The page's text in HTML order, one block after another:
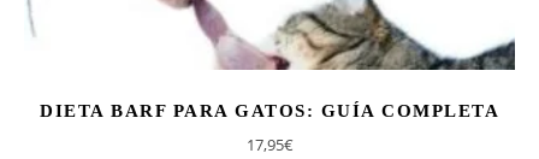
DIETA BARF PARA GATOS: GUÍA COMPLETA
17,95€